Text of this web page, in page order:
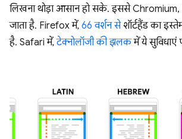
लिखना थोड़ा आसान हो सके. इससे Chromium,
जाता है. Firefox में, 66 वर्शन सेशॉर्टहैंड का
है. Safari में,टेक्नोलॉजी की झलकमें ये सुविधाएं